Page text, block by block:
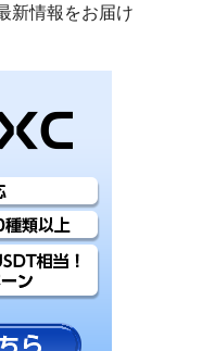
新情報をお届け